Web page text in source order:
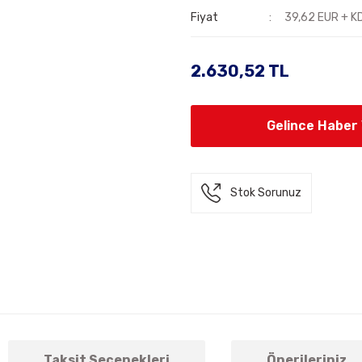
Fiyat 39,62 EUR +
2.630,52 TL
Gelince Haber
Stok Sorunuz